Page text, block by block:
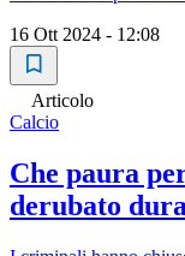
16 Ott 2024 - 12:08
Articolo
Calcio
Che paura
derubato